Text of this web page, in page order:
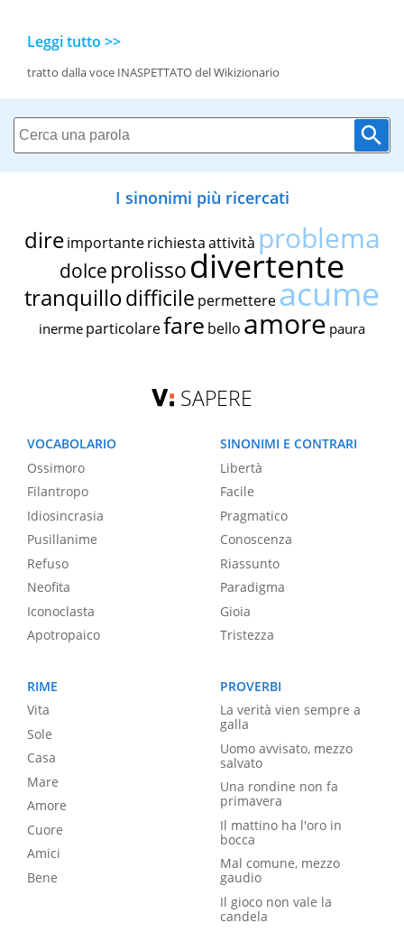
Leggi tutto >>
tratto dalla voce INASPETTATO del Wikizionario
I sinonimi più ricercati
dire importante richiestaattività problema
dolce prolissodivertente
tranquillodifficile permettereacume
inerme particolarefare bello amore paura
SAPERE
VOCABOLARIO
Ossimoro
Filantropo
Idiosincrasia
Pusillanime
Refuso
Neofita
Iconoclasta
Apotropaico
SINONIMI E CONTRARI
Libertà
Facile
Pragmatico
Conoscenza
Riassunto
Paradigma
Gioia
Tristezza
RIME
Vita
Sole
Casa
Mare
Amore
Cuore
Amici
Bene
PROVERBI
La verità vien sempre a
galla
Uomo avvisato, mezzo
salvato
Una rondine non fa
primavera
Il mattino ha l'oro in
bocca
Mal comune, mezzo
gaudio
Il gioco non vale la
candela